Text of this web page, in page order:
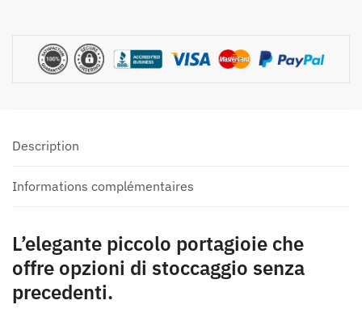
Description
Informations complémentaires
L’elegante piccolo portagioie che
offre opzioni di stoccaggio senza
precedenti.